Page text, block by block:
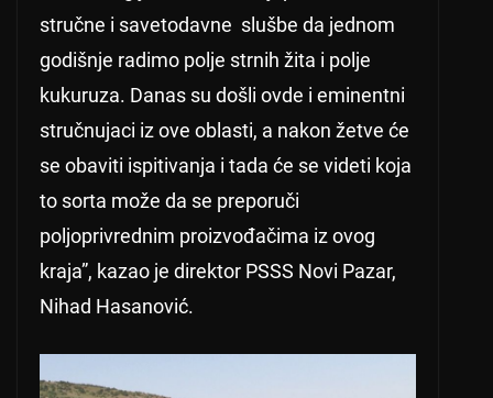
stručne i savetodavne slušbe da jednom
godišnje radimo polje strnih žita i polje
kukuruza. Danas su došli ovde i eminentni
stručnujaci iz ove oblasti, a nakon žetve će
se obaviti ispitivanja i tada će se videti koja
to sorta može da se preporuči
poljoprivrednim proizvođačima iz ovog
kraja”, kazao je direktor PSSS Novi Pazar,
Nihad Hasanović.